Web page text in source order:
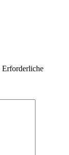
Erforderliche